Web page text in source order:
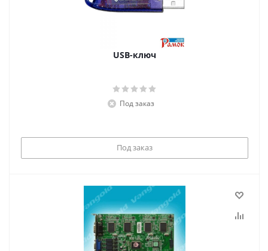
USB-ключ
Под заказ
Под заказ